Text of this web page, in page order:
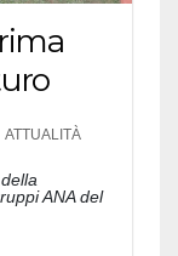
ATTUALITÀ
ANA del